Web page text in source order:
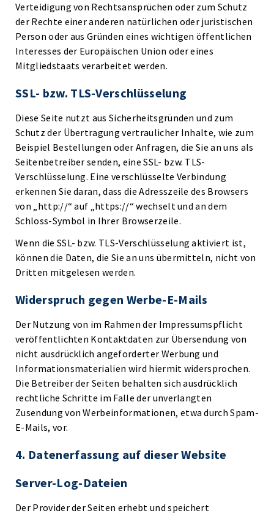
Verteidigung von Rechtsansprüchen oder zum Schutz
der Rechte einer anderen natürlichen oder juristischen
Person oder aus Gründen eines wichtigen öffentlichen
Interesses der Europäischen Union oder eines
Mitgliedstaats verarbeitet werden.
SSL- bzw. TLS-Verschlüsselung
Diese Seite nutzt aus Sicherheitsgründen und zum
Schutz der Übertragung vertraulicher Inhalte, wie zum
Beispiel Bestellungen oder Anfragen, die Sie an uns als
Seitenbetreiber senden, eine SSL- bzw. TLS-
Verschlüsselung. Eine verschlüsselte Verbindung
erkennen Sie daran, dass die Adresszeile des Browsers
von „http://“ auf „https://“ wechselt und an dem
Schloss-Symbol in Ihrer Browserzeile.
Wenn die SSL- bzw. TLS-Verschlüsselung aktiviert ist,
können die Daten, die Sie an uns übermitteln, nicht von
Dritten mitgelesen werden.
Widerspruch gegen Werbe-E-Mails
Der Nutzung von im Rahmen der Impressumspflicht
veröffentlichten Kontaktdaten zur Übersendung von
nicht ausdrücklich angeforderter Werbung und
Informationsmaterialien wird hiermit widersprochen.
Die Betreiber der Seiten behalten sich ausdrücklich
rechtliche Schritte im Falle der unverlangten
Zusendung von Werbeinformationen, etwa durch Spam-
E-Mails, vor.
4. Datenerfassung auf dieser Website
Server-Log-Dateien
Der Provider der Seiten erhebt und speichert